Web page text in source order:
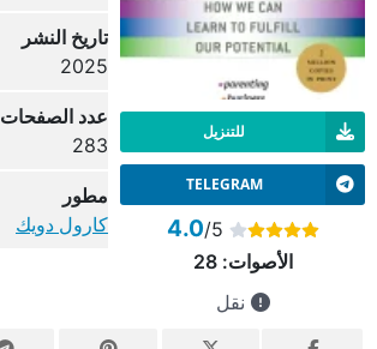
للتنزيل
TELEGRAM
4.0/5
الأصوات:28
نقل
تاريخ النشر
2025
عدد الصفحات
283
مطور
كارول دويك